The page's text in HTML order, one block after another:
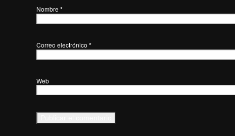
Nombre *
Correo electrónico *
Web